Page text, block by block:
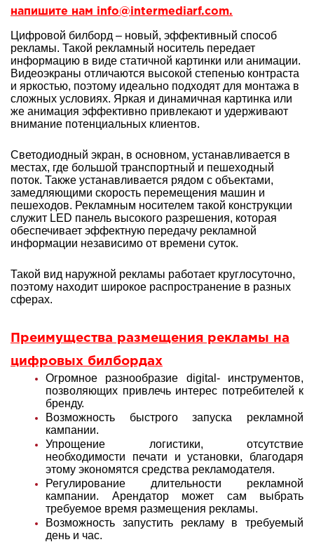
напишите нам info@intermediarf.com.
Цифровой билборд – новый, эффективный способ
рекламы. Такой рекламный носитель передает
информацию в виде статичной картинки или анимации.
Видеоэкраны отличаются высокой степенью контраста
и яркостью, поэтому идеально подходят для монтажа в
сложных условиях. Яркая и динамичная картинка или
же анимация эффективно привлекают и удерживают
внимание потенциальных клиентов.
Светодиодный экран, в основном, устанавливается в
местах, где большой транспортный и пешеходный
поток. Также устанавливается рядом с объектами,
замедляющими скорость перемещения машин и
пешеходов. Рекламным носителем такой конструкции
служит LED панель высокого разрешения, которая
обеспечивает эффектную передачу рекламной
информации независимо от времени суток.
Такой вид наружной рекламы работает круглосуточно,
поэтому находит широкое распространение в разных
сферах.
Преимущества размещения рекламы на
цифровых билбордах
Огромное разнообразие digital- инструментов,
позволяющих привлечь интерес потребителей к
бренду.
Возможность быстрого запуска рекламной
кампании.
Упрощение логистики, отсутствие
необходимости печати и установки, благодаря
этому экономятся средства рекламодателя.
Регулирование длительности рекламной
кампании. Арендатор может сам выбрать
требуемое время размещения рекламы.
Возможность запустить рекламу в требуемый
день и час.